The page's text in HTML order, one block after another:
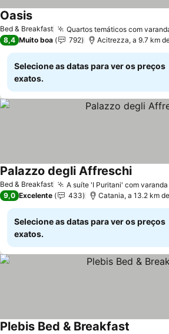
Bed & Breakfast Quartos temáticos com
OasisVer preços
8,4 Muito boa 792 Acitrezza, a 9.7 km
Selecione as datas para ver os preços
exatos.
Bed & Breakfast A suíte 'I Puritani' com varanda
Palazzo degli AffreschiVer
9,0 Excelente 433 Catania, a 13.2 km
Selecione as datas para ver os preços
exatos.
Plebis Bed & Breakfast